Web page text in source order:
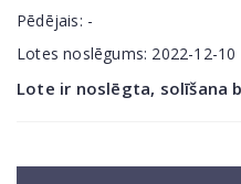
Pēdējais: -
Lotes noslēgums: 2022-12-10
Lote ir noslēgta, solīšana